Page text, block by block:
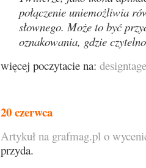
połączenie uniemożliwia
słownego. Może to być
oznakowania, gdzie
więcej poczytacie na:
20 czerwca
Artykuł na grafmag.pl o
przyda.